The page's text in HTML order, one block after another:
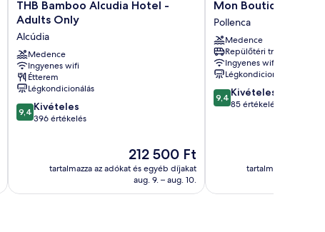
THB
Bamboo
Hotel
-
Adults
Only
Alcúdia
THB Bamboo Alcudia Hotel -
Adults Only
Alcúdia
Medence
Ingyenes wifi
Étterem
Légkondicionálás
9.4
ennyiből:
értékelés
9,4 Kivételes
396 értékelés
Az
ár
212 500 Ft
212 500 Ft
tartalmazza az adókat és egyéb díjakat
aug. 9. – aug. 10.
Mon
Boutique
Hotel
Pollenca
Mon Boutique Hotel
Pollenca
Medence
Repülőtéri transzfer
Ingyenes wifi
Légkondicionálás
9.4
ennyiből:
9,4 Kivételes
85 értékelés
tartalmazza az